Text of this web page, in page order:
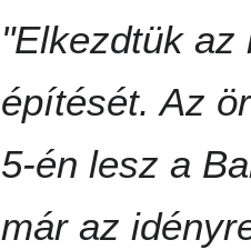
"Elkezdtük
építését. Az
5-én lesz a
már az